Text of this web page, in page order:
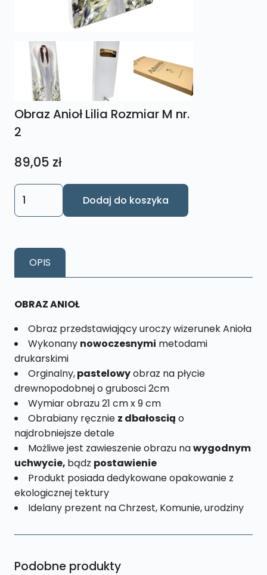
Obraz Anioł Lilia Rozmiar M nr.
2
89,05 zł
ilość
Obraz
Rozmiar
2
Dodaj do koszyka
OPIS
OBRAZ ANIOŁ
Obraz przedstawiający uroczy wizerunek Anioła
Wykonany nowoczesnymi metodami
drukarskimi
Orginalny,pastelowyobraz na płycie
drewnopodobnej o grubosci 2cm
Wymiar obrazu 21 cm x 9 cm
Obrabiany ręcznie z dbałoscią o
najdrobniejsze detale
Możliwe jest zawieszenie obrazu nawygodnym
uchwycie, bądz postawienie
Produkt posiada dedykowane opakowanie z
ekologicznej tektury
Idelany prezent na Chrzest, Komunie, urodziny
Podobne produkty